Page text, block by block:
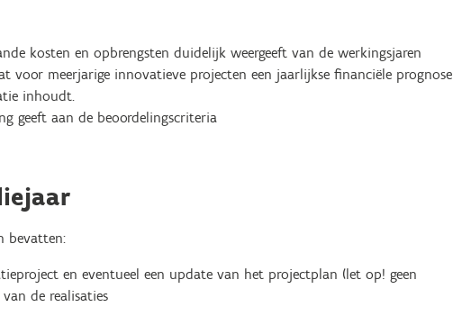
kosten en opbrengsten duidelijk weergeeft van de werkingsjaren
voor meerjarige innovatieve projecten een jaarlijkse financiële prognose
inhoudt.
geeft aan de beoordelingscriteria
bevatten:
en eventueel een update van het projectplan (let op! geen
de realisaties